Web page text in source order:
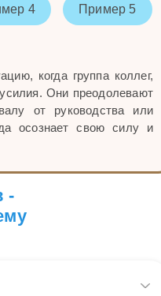
4 Пример 5
когда группа коллег,
Они преодолевают
от руководства или
осознает свою силу и
-